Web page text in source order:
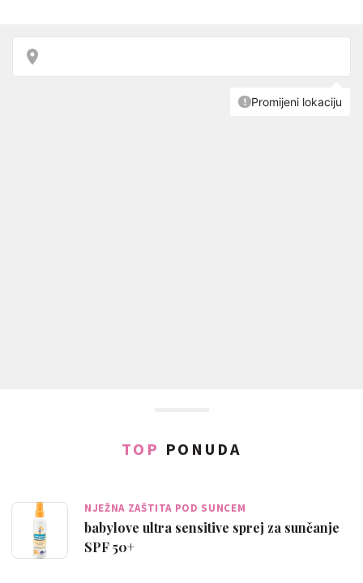
TOP PONUDA
NJEŽNA ZAŠTITA POD SUNCEM
babylove ultra sensitive sprej za sunčanje
SPF 50+